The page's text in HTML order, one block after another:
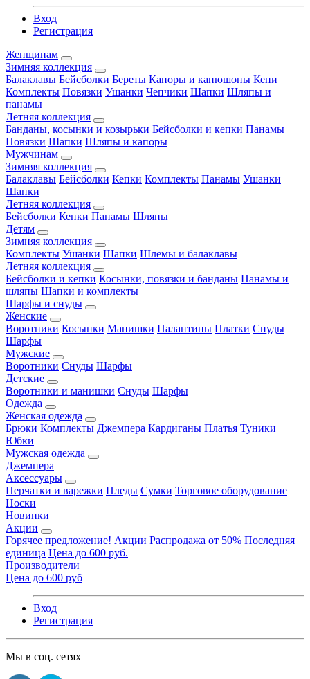
Вход
Регистрация
Женщинам
Зимняя коллекция
Балаклавы Бейсболки Береты Капоры и капюшоны Кепи
Комплекты Повязки Ушанки Чепчики Шапки Шляпы и
панамы
Летняя коллекция
Банданы, косынки и козырьки Бейсболки и кепки Панамы
Повязки Шапки Шляпы и капоры
Мужчинам
Зимняя коллекция
Балаклавы Бейсболки Кепки Комплекты Панамы Ушанки
Шапки
Летняя коллекция
Бейсболки Кепки Панамы Шляпы
Детям
Зимняя коллекция
Комплекты Ушанки Шапки Шлемы и балаклавы
Летняя коллекция
Бейсболки и кепки Косынки, повязки и банданы Панамы и
шляпы Шапки и комплекты
Шарфы и снуды
Женские
Воротники Косынки Манишки Палантины Платки Снуды
Шарфы
Мужские
Воротники Снуды Шарфы
Детские
Воротники и манишки Снуды Шарфы
Одежда
Женская одежда
Брюки Комплекты Джемпера Кардиганы Платья Туники
Юбки
Мужская одежда
Джемпера
Аксессуары
Перчатки и варежки Пледы Сумки Торговое оборудование
Носки
Новинки
Акции
Горячее предложение! Акции Распродажа от 50% Последняя
единица Цена до 600 руб.
Производители
Цена до 600 руб
Вход
Регистрация
Мы в соц. сетях